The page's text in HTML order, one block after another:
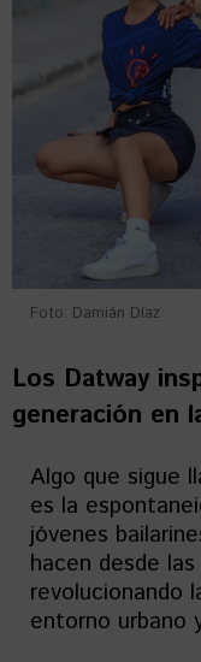
Foto: Damián Díaz
Los Datway
generación en
Algo que sigue
es la
jóvenes
hacen desde
revolucionando
entorno urbano